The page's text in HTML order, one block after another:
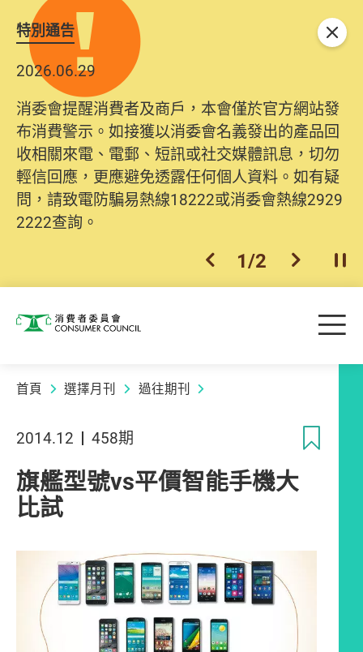
特別通告
2026.06.29
消委會提醒消費者及商戶，本會僅於官方網站發
布消費警示。如接獲以消委會名義發出的產品回
收相關來電、電郵、短訊或社交媒體訊息，切勿
輕信回應，更應避免透露任何個人資料。如有疑
問，請致電防騙易熱線18222或消委會熱線2929
2222查詢。
上一個
1/2 下一個開
關閉
消費者委員會 目
首頁 選擇月刊 過往期刊
2014.12 458期
旗艦型號vs平價智能手機大
比試